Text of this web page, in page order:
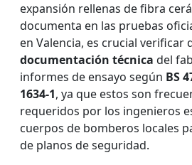
expansión rellenas de fibra
documenta en las pruebas
en Valencia, es crucial verificar
documentación técnica del
informes de ensayo según BS
1634-1, ya que estos son
requeridos por los ingenieros
cuerpos de bomberos locales
de planos de seguridad.